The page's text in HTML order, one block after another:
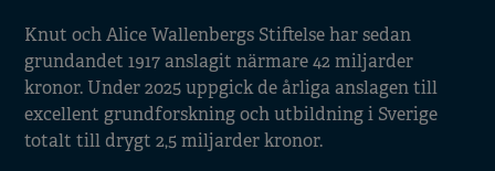
Knut och Alice Wallenbergs Stiftelse har sedan
grundandet 1917 anslagit närmare 42 miljarder
kronor. Under 2025 uppgick de årliga anslagen till
excellent grundforskning och utbildning i Sverige
totalt till drygt 2,5 miljarder kronor.